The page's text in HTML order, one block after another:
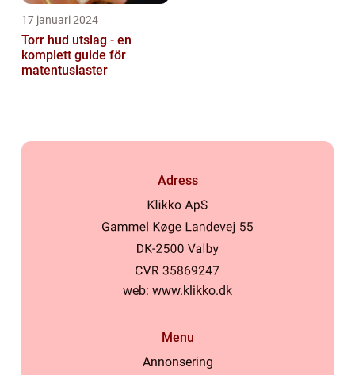
17 januari 2024
Torr hud utslag - en
komplett guide för
matentusiaster
Adress
web: www.klikko.dk
Menu
Annonsering